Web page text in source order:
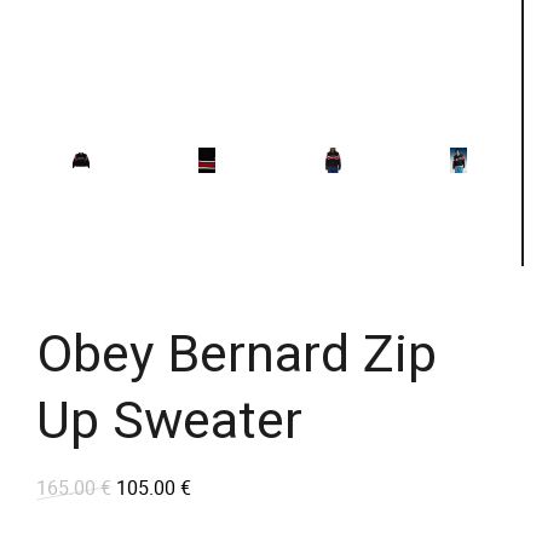
Obey Bernard Zip
Up Sweater
165.00€ L
105.00 €L